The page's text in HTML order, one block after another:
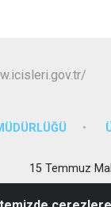
15 Temmuz